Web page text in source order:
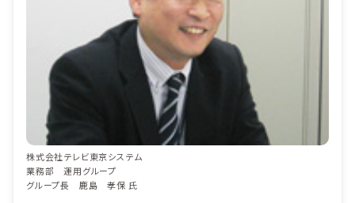
株式会社テレビ東京システム
業務部 運用グループ
グループ長 鹿島 孝保 氏